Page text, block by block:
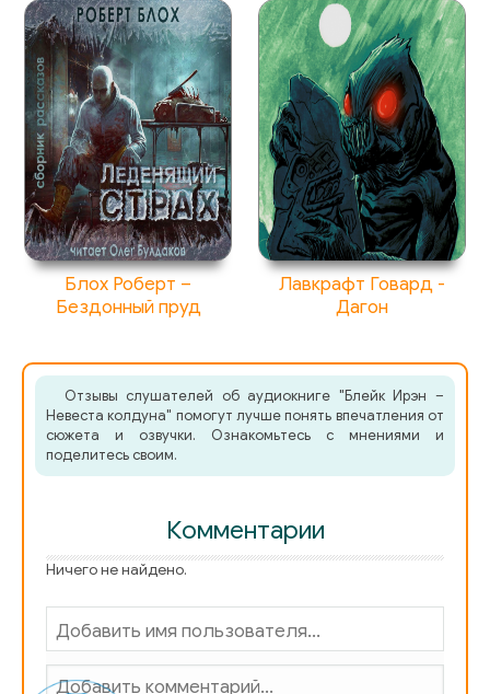
Блох Роберт –
Бездонный пруд
Лавкрафт Говард -
Дагон
Отзывы слушателей об аудиокниге "Блейк Ирэн –
Невеста колдуна" помогут лучше понять впечатления от
сюжета и озвучки. Ознакомьтесь с мнениями и
поделитесь своим.
Комментарии
Ничего не найдено.